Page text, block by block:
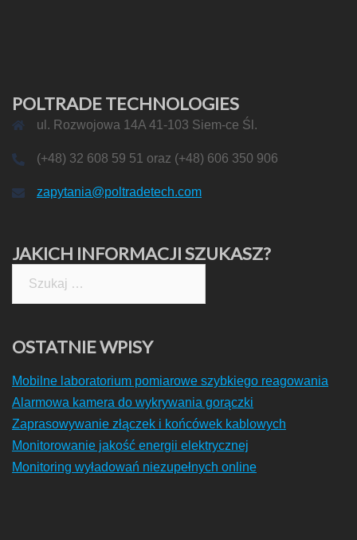
POLTRADE TECHNOLOGIES
ul. Rozwojowa 14A 41-103 Siem-ce Śl.
(+48) 32 608 59 51 oraz (+48) 606 350 906
zapytania@poltradetech.com
JAKICH INFORMACJI SZUKASZ?
OSTATNIE WPISY
Mobilne laboratorium pomiarowe szybkiego reagowania
Alarmowa kamera do wykrywania gorączki
Zaprasowywanie złączek i końcówek kablowych
Monitorowanie jakość energii elektrycznej
Monitoring wyładowań niezupełnych online